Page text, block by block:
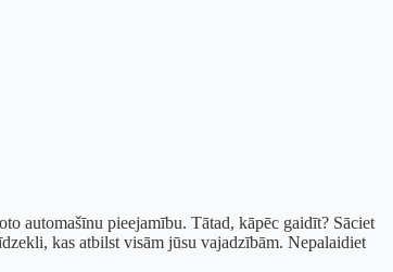
automašīnu pieejamību. Tātad, kāpēc gaidīt? Sāciet
kas atbilst visām jūsu vajadzībām. Nepalaidiet